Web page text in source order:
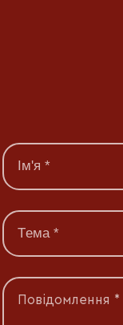
Повідомлення *